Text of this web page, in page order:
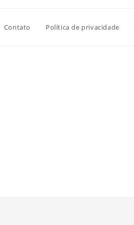
Contato Política de privacidade